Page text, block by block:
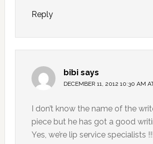
Reply
bibi says
DECEMBER 11, 2012 10:30 AM
I don’t know the name of the
piece but he has got a good
Yes, we’re lip service specialists !!!